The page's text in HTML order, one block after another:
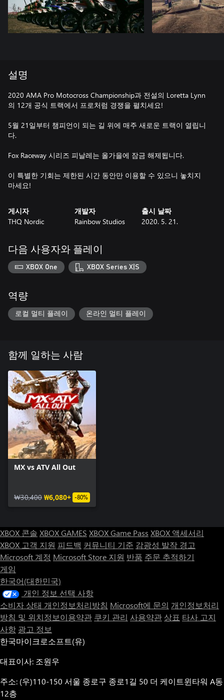
설명
2020 AMA Pro Motocross Championship과 전설의 Loretta Lynn
의 12개 공식 트랙에서 프로처럼 경쟁을 펼치세요!
5월 21일부터 챔피언이 되는 길 위에 매주 새로운 트랙이 열립니
다.
Fox Raceway 시리즈 피날레는 올가을에 잠금 해제됩니다.
이 특별한 기회는 제한된 시간 동안만 이용할 수 있으니 놓치지
마세요!
게시자
THQ Nordic
개발자
Rainbow Studios
출시 날짜
2020. 5. 21.
다음 사용자와 플레이
XBOX One XBOX Series X|S
역량
로컬 멀티 플레이 온라인 멀티 플레이
함께 일하는 사람
MX vs ATV All Out
₩30,400 ₩6,080+ -80%
XBOX 콘솔 XBOX GAMES XBOX Game Pass XBOX 액세서리
XBOX 고객 지원 피드백 커뮤니티 기준 감광성 발작 경고
Microsoft 계정 Microsoft Store 지원 반품 주문 추적하기
게임
한국어(대한민국)
개인 정보 선택 사항
소비자 상태 개인정보처리방침 Microsoft에 문의 개인정보처리
방침 및 위치정보이용약관 쿠키 관리 사용약관 상표 타사 고지
사항 광고 정보
한국마이크로소프트(유)
대표이사: 조원우
주소: (우)110-150 서울 종로구 종로1길 50 더 케이트윈타워 A동
12층